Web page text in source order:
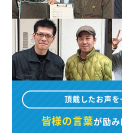
頂戴したお声
皆様の言葉が励